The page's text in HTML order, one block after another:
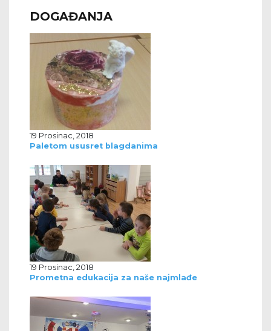
DOGAĐANJA
19 Prosinac, 2018
Paletom ususret blagdanima
19 Prosinac, 2018
Prometna edukacija za naše najmlađe